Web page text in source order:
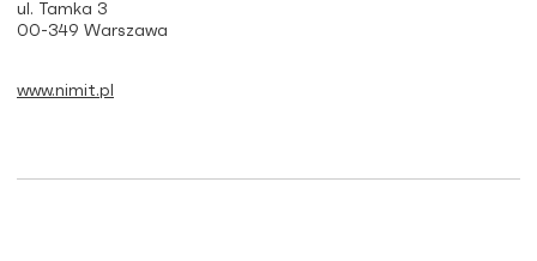
ul. Tamka 3
00-349 Warszawa
www.nimit.pl